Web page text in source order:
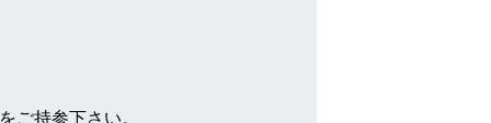
ご持参下さい。